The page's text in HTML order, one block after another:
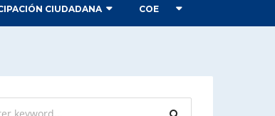
CIUDADANA COE